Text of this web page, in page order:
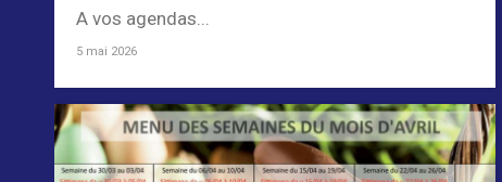
A vos agendas...
5 mai 2026